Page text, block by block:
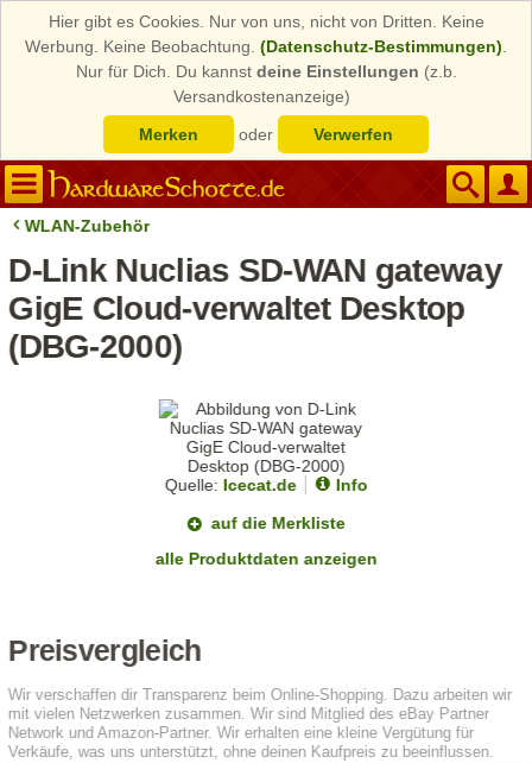
Hier gibt es Cookies. Nur von uns, nicht von Dritten. Keine
Werbung. Keine Beobachtung. (Datenschutz-Bestimmungen)
Nur für Dich. Du kannst deine Einstellungen (z.b.
Versandkostenanzeige)
Merken
oder Verwerfen
WLAN-Zubehör
D-Link Nuclias SD-WAN gateway
GigE Cloud-verwaltet Desktop
(DBG-2000)
Quelle: Icecat.de
Info
auf die Merkliste
alle Produktdaten anzeigen
Preisvergleich
Wir verschaffen dir Transparenz beim Online-Shopping. Dazu arbeiten wir
mit vielen Netzwerken zusammen. Wir sind Mitglied des eBay Partner
Network und Amazon-Partner. Wir erhalten eine kleine Vergütung für
Verkäufe, was uns unterstützt, ohne deinen Kaufpreis zu beeinflussen.